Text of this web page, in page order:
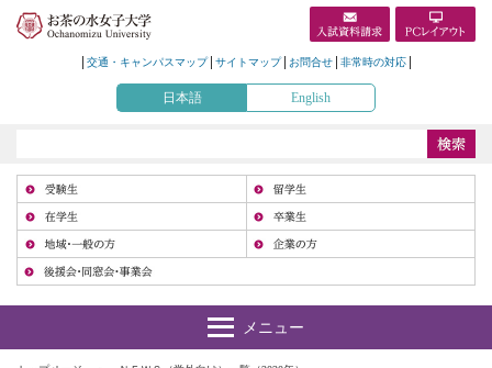
交通・キャンパスマップ サイトマップ お問合せ 非常時の対応
日本語 English